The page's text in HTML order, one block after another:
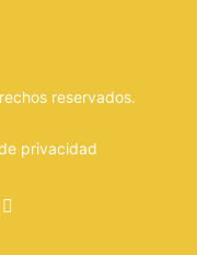
reservados.
privacidad
Y
o